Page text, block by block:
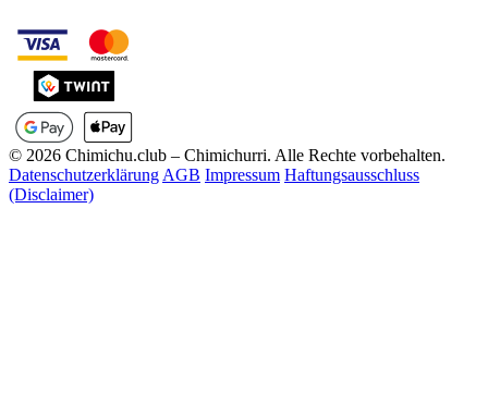
© 2026 Chimichu.club – Chimichurri. Alle Rechte vorbehalten.
Datenschutzerklärung AGB Impressum Haftungsausschluss
(Disclaimer)